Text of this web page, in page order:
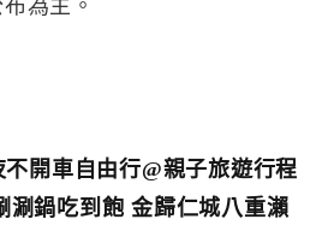
為主。
開車自由行@親子旅遊行程
涮鍋吃到飽 金歸仁城八重瀨